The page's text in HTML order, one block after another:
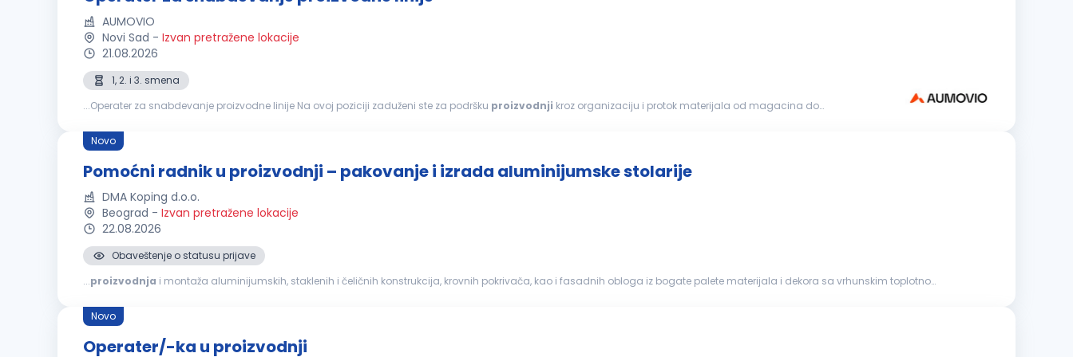
AUMOVIO
Novi Sad - Izvan pretražene lokacije
21.08.2026
1, 2. i 3. smena
...Operater za snabdevanje proizvodne linije Na ovoj poziciji zaduženi ste za podršku proizvodnji kroz organizaciju i protok materijala od magacina do
Novo
Pomoćni radnik u proizvodnji – pakovanje i izrada aluminijumske stolarije
DMA Koping d.o.o.
Beograd - Izvan pretražene lokacije
22.08.2026
Obaveštenje o statusu prijave
...proizvodnja i montaža aluminijumskih, staklenih i čeličnih konstrukcija, krovnih pokrivača, kao i fasadnih obloga iz bogate palete materijala i dekora sa vrhunskim toplotno
Novo
Operater/-ka u proizvodnji